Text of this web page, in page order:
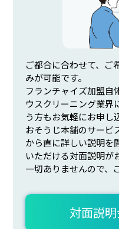
ご都合に合わせて、ご
みが可能です。
フランチャイズ加盟自
ウスクリーニング業界
う方もお気軽にお申し
おそうじ本舗のサービ
から直に詳しい説明を
いただける対面説明が
一切ありませんので、
対面説